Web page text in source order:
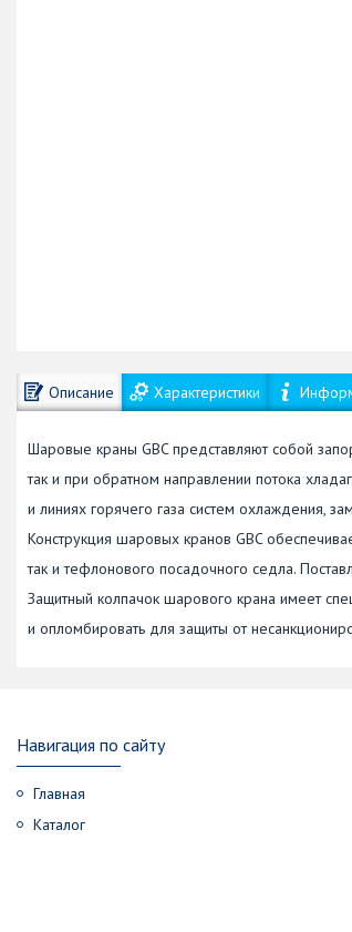
Описание Характеристики
Шаровые краны GBC представляют собой
так и при обратном направлении потока
и линиях горячего газа систем охлаждения,
Конструкция шаровых кранов GBC
так и тефлонового посадочного седла.
Защитный колпачок шарового крана имеет
и опломбировать для защиты от
Навигация по сайту
Главная
Каталог